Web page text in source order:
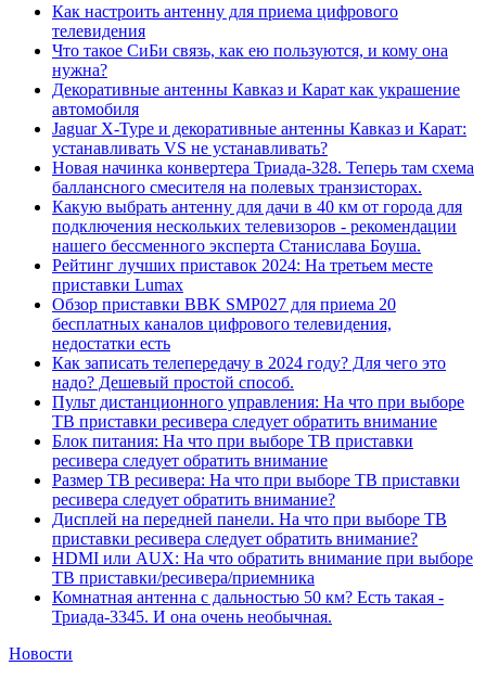
Как настроить антенну для приема цифрового
телевидения
Что такое СиБи связь, как ею пользуются, и кому она
нужна?
Декоративные антенны Кавказ и Карат как украшение
автомобиля
Jaguar X-Type и декоративные антенны Кавказ и Карат:
устанавливать VS не устанавливать?
Новая начинка конвертера Триада-328. Теперь там схема
баллансного смесителя на полевых транзисторах.
Какую выбрать антенну для дачи в 40 км от города для
подключения нескольких телевизоров - рекомендации
нашего бессменного эксперта Станислава Боуша.
Рейтинг лучших приставок 2024: На третьем месте
приставки Lumax
Обзор приставки BBK SMP027 для приема 20
бесплатных каналов цифрового телевидения,
недостатки есть
Как записать телепередачу в 2024 году? Для чего это
надо? Дешевый простой способ.
Пульт дистанционного управления: На что при выборе
ТВ приставки ресивера следует обратить внимание
Блок питания: На что при выборе ТВ приставки
ресивера следует обратить внимание
Размер ТВ ресивера: На что при выборе ТВ приставки
ресивера следует обратить внимание?
Дисплей на передней панели. На что при выборе ТВ
приставки ресивера следует обратить внимание?
HDMI или AUX: На что обратить внимание при выборе
ТВ приставки/ресивера/приемника
Комнатная антенна с дальностью 50 км? Есть такая -
Триада-3345. И она очень необычная.
Новости